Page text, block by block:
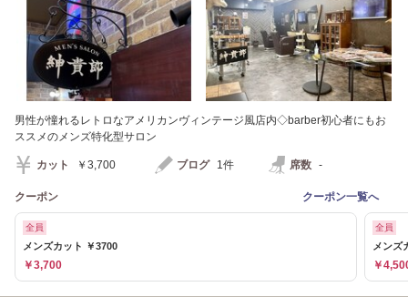
男性が憧れるレトロなアメリカンヴィンテージ風店内◇barber初心者にもお
ススメのメンズ特化型サロン
カット ￥3,700 ブログ 1件 席数 -
クーポン クーポン一覧へ
全員
メンズカット ￥3700
￥3,700
全員
メンズ
￥